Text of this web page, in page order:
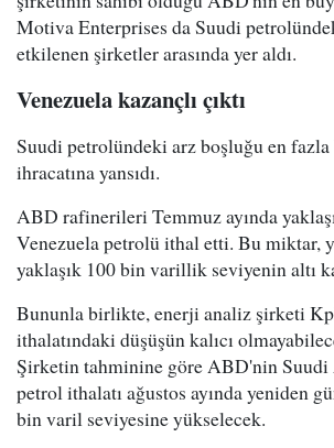
Motiva Enterprises da Suudi
etkilenen şirketler arasında yer aldı.
Venezuela kazançlı çıktı
Suudi petrolündeki arz boşluğu en fazla
ihracatına yansıdı.
ABD rafinerileri Temmuz ayında
Venezuela petrolü ithal etti. Bu miktar,
yaklaşık 100 bin varillik seviyenin altı
Bununla birlikte, enerji analiz şirketi
ithalatındaki düşüşün kalıcı
Şirketin tahminine göre ABD'nin Suudi
petrol ithalatı ağustos ayında yeniden
bin varil seviyesine yükselecek.